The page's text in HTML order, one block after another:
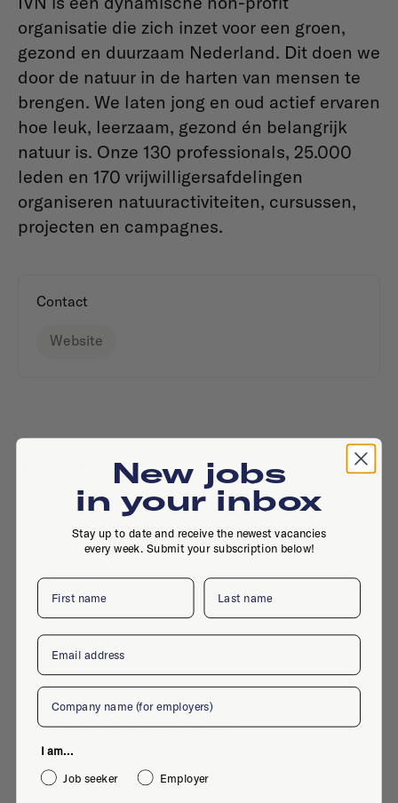
organisatie die zich inzet voor een groen,
gezond en duurzaam Nederland. Dit doen we
door de natuur in de harten van mensen te
brengen. We laten jong en oud actief ervaren
hoe leuk, leerzaam, gezond én belangrijk
natuur is. Onze 130 professionals, 25.000
leden en 170 vrijwilligersafdelingen
organiseren natuuractiviteiten, cursussen,
projecten en campagnes.
Contact
Website
Active jobs
No active jobs right now
Similar companies
New jobs
in your inbox
Stay up to date and receive the newest vacancies
every week. Submit your subscription below!
First name Last name
Email
Company
I am...
Job seeker
Employer